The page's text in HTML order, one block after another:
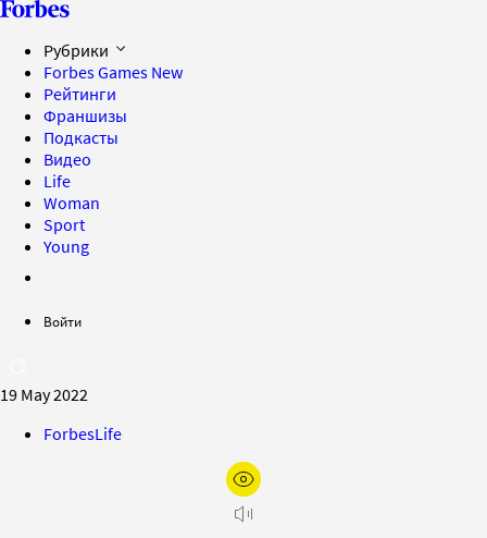
Рубрики
Forbes Games New
Рейтинги
Франшизы
Подкасты
Видео
Life
Woman
Sport
Young
Войти
19 May 2022
ForbesLife